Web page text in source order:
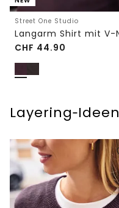
Street One Studio
CHF 44.90
Layering‑Ideen